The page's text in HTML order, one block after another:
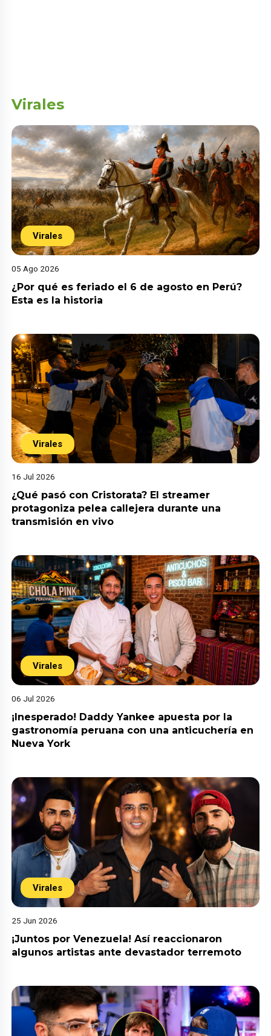
Virales
Virales
05 Ago 2026
¿Por qué es feriado el 6 de agosto en Perú?
Esta es la historia
Virales
16 Jul 2026
¿Qué pasó con Cristorata? El streamer
protagoniza pelea callejera durante una
transmisión en vivo
Virales
06 Jul 2026
¡Inesperado! Daddy Yankee apuesta por la
gastronomía peruana con una anticuchería en
Nueva York
Virales
25 Jun 2026
¡Juntos por Venezuela! Así reaccionaron
algunos artistas ante devastador terremoto